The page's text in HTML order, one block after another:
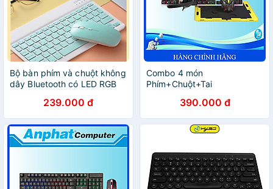
Bộ bàn phím và chuột không
dây Bluetooth có LED RGB
iPad, điện thoại di động -
hàng chính hãng
239.000 đ
Combo 4 món
Phím+Chuột+Tai
TF240 Led 7 Màu – Hàng
Chính Hãng
390.000 đ